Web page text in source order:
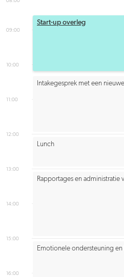
09:00
10:00
11:00
12:00
13:00
14:00
15:00
16:00
Start-up overleg
Intakegesprek met een
Lunch
Rapportages en administratie
Emotionele ondersteuning